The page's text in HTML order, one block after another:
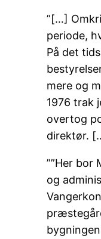
”[…]
periode,
På det
mere og
1976 trak
overtog
direktør.
””Her bor
og